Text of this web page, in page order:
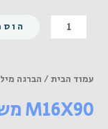
כמות
של
עמוד הבית/הברגה
M16X90 משושה פלדה